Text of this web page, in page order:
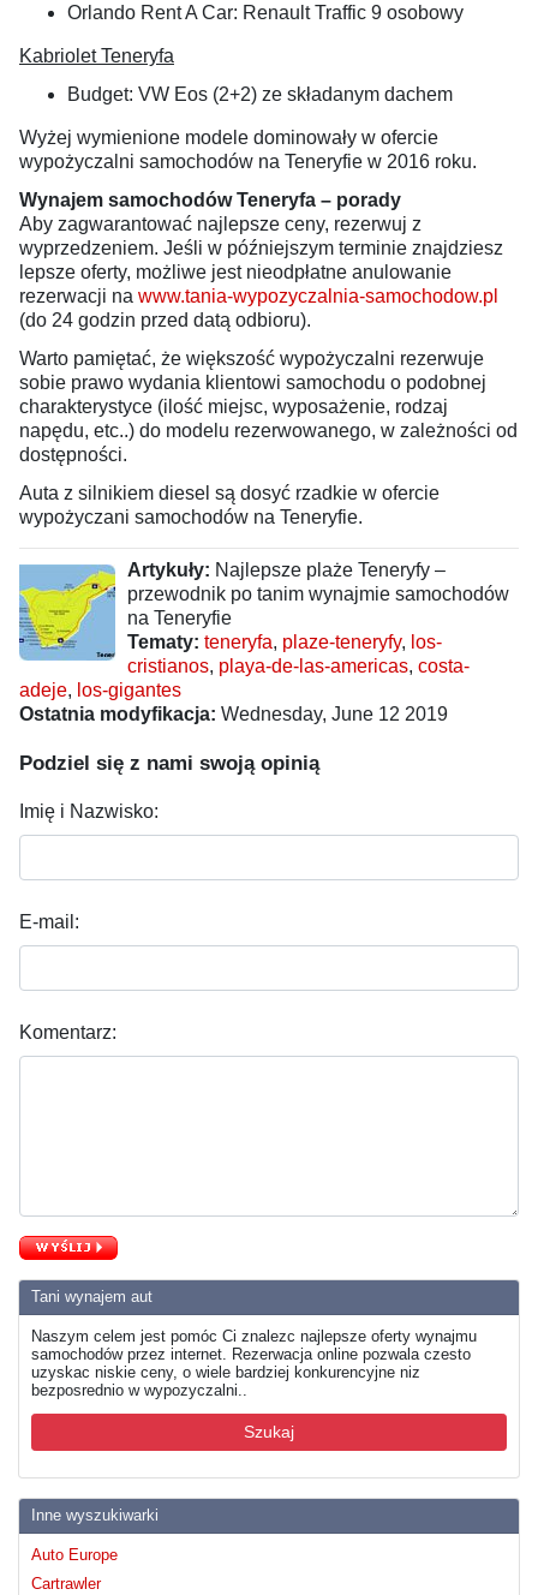
Tani wynajem aut
Naszym celem jest pomóc Ci znalezc najlepsze oferty wynajmu
samochodów przez internet. Rezerwacja online pozwala czesto
uzyskac niskie ceny, o wiele bardziej konkurencyjne niz
bezposrednio w wypozyczalni..
Szukaj
Inne wyszukiwarki
Auto Europe
Cartrawler
Orlando Rent A Car: Renault Traffic 9 osobowy
Kabriolet Teneryfa
Budget: VW Eos (2+2) ze składanym dachem
Wyżej wymienione modele dominowały w ofercie
wypożyczalni samochodów na Teneryfie w 2016 roku.
Wynajem samochodów Teneryfa – porady
Aby zagwarantować najlepsze ceny, rezerwuj z
wyprzedzeniem. Jeśli w późniejszym terminie znajdziesz
lepsze oferty, możliwe jest nieodpłatne anulowanie
rezerwacji na www.tania-wypozyczalnia-samochodow.pl
(do 24 godzin przed datą odbioru).
Warto pamiętać, że większość wypożyczalni rezerwuje
sobie prawo wydania klientowi samochodu o podobnej
charakterystyce (ilość miejsc, wyposażenie, rodzaj
napędu, etc..) do modelu rezerwowanego, w zależności od
dostępności.
Auta z silnikiem diesel są dosyć rzadkie w ofercie
wypożyczani samochodów na Teneryfie.
Artykuły: Najlepsze plaże Teneryfy –
przewodnik po tanim wynajmie samochodów
na Teneryfie
Tematy: teneryfa, plaze-teneryfy, los-
cristianos, playa-de-las-americas, costa-
adeje, los-gigantes
Ostatnia modyfikacja: Wednesday, June 12 2019
Podziel się z nami swoją opinią
Imię i Nazwisko:
E-mail:
Komentarz: